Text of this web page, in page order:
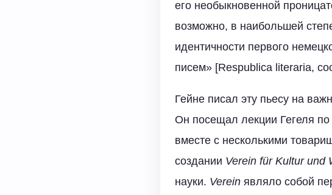
его необыкновенной
возможно, в наибольшей
идентичности первого
писем» [Respublica literaria,
Гейне писал эту пьесу на
Он посещал лекции Гегеля
вместе с несколькими
создании Verein für Kultur und
науки. Verein являло собой